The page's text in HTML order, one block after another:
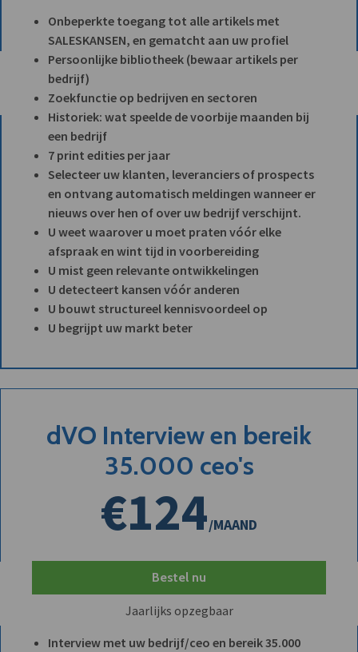
Onbeperkte toegang tot alle artikels met
SALESKANSEN, en gematcht aan uw profiel
Persoonlijke bibliotheek (bewaar artikels per
bedrijf)
Zoekfunctie op bedrijven en sectoren
Historiek: wat speelde de voorbije maanden bij
een bedrijf
7 print edities per jaar
Selecteer uw klanten, leveranciers of prospects
en ontvang automatisch meldingen wanneer er
nieuws over hen of over uw bedrijf verschijnt.
U weet waarover u moet praten vóór elke
afspraak en wint tijd in voorbereiding
U mist geen relevante ontwikkelingen
U detecteert kansen vóór anderen
U bouwt structureel kennisvoordeel op
U begrijpt uw markt beter
dVO Interview en bereik
35.000 ceo's
€124/MAAND
Bestel nu
Jaarlijks opzegbaar
Interview met uw bedrijf/ceo en bereik 35.000